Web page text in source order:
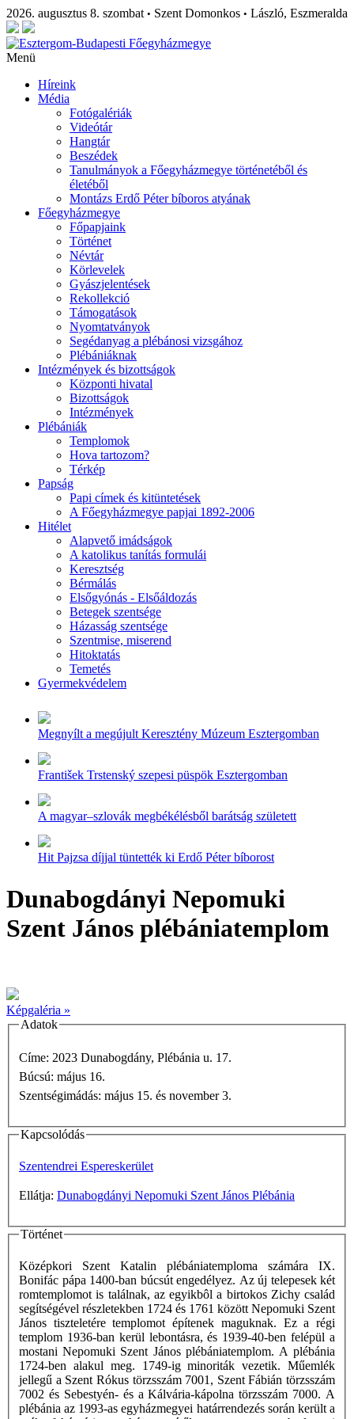
2026. augusztus 8. szombat • Szent Domonkos • László, Eszmeralda
Menü
Híreink
Média
Fotógalériák
Videótár
Hangtár
Beszédek
Tanulmányok a Főegyházmegye történetéből és
életéből
Montázs Erdő Péter bíboros atyának
Főegyházmegye
Főpapjaink
Történet
Névtár
Körlevelek
Gyászjelentések
Rekollekció
Támogatások
Nyomtatványok
Segédanyag a plébánosi vizsgához
Plébániáknak
Intézmények és bizottságok
Központi hivatal
Bizottságok
Intézmények
Plébániák
Templomok
Hova tartozom?
Térkép
Papság
Papi címek és kitüntetések
A Főegyházmegye papjai 1892-2006
Hitélet
Alapvető imádságok
A katolikus tanítás formulái
Keresztség
Bérmálás
Elsőgyónás - Elsőáldozás
Betegek szentsége
Házasság szentsége
Szentmise, miserend
Hitoktatás
Temetés
Gyermekvédelem
Megnyílt a megújult Keresztény Múzeum Esztergomban
František Trstenský szepesi püspök Esztergomban
A magyar–szlovák megbékélésből barátság született
Hit Pajzsa díjjal tüntették ki Erdő Péter bíborost
Dunabogdányi Nepomuki
Szent János plébániatemplom
Képgaléria »
Adatok
Címe: 2023 Dunabogdány, Plébánia u. 17.
Búcsú: május 16.
Szentségimádás: május 15. és november 3.
Kapcsolódás
Szentendrei Espereskerület
Ellátja: Dunabogdányi Nepomuki Szent János Plébánia
Történet
Középkori Szent Katalin plébániatemploma számára IX.
Bonifác pápa 1400-ban búcsút engedélyez. Az új telepesek két
romtemplomot is találnak, az egyikbôl a birtokos Zichy család
segítségével részletekben 1724 és 1761 között Nepomuki Szent
János tiszteletére templomot építenek maguknak. Ez a régi
templom 1936-ban kerül lebontásra, és 1939-40-ben felépül a
mostani Nepomuki Szent János plébániatemplom. A plébánia
1724-ben alakul meg. 1749-ig minoriták vezetik. Műemlék
jellegű a Szent Rókus törzsszám 7001, Szent Fábián törzsszám
7002 és Sebestyén- és a Kálvária-kápolna törzsszám 7000. A
plébánia az 1993-as egyházmegyei határrendezés során került a